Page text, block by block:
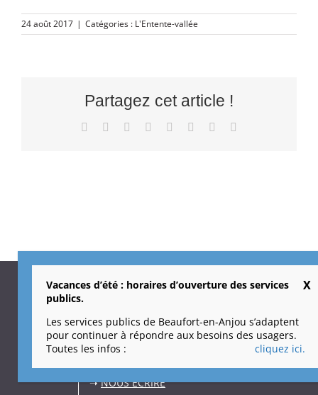
24 août 2017 | Catégories : L'Entente-vallée
Partagez cet article !
Facebook Reddit LinkedIn
TumblrPinterest
CS70005 – Beaufort-en-Vallée
49250 Beaufort-en-Anjou
Tél. 02 41 79 74 60
➝NOUS ÉCRIRE
Vacances d’été : horaires d’ouverture des services
publics.
Les services publics de Beaufort-en-Anjou s’adaptent
pour continuer à répondre aux besoins des usagers.
Toutes les infos :
cliquez ici.